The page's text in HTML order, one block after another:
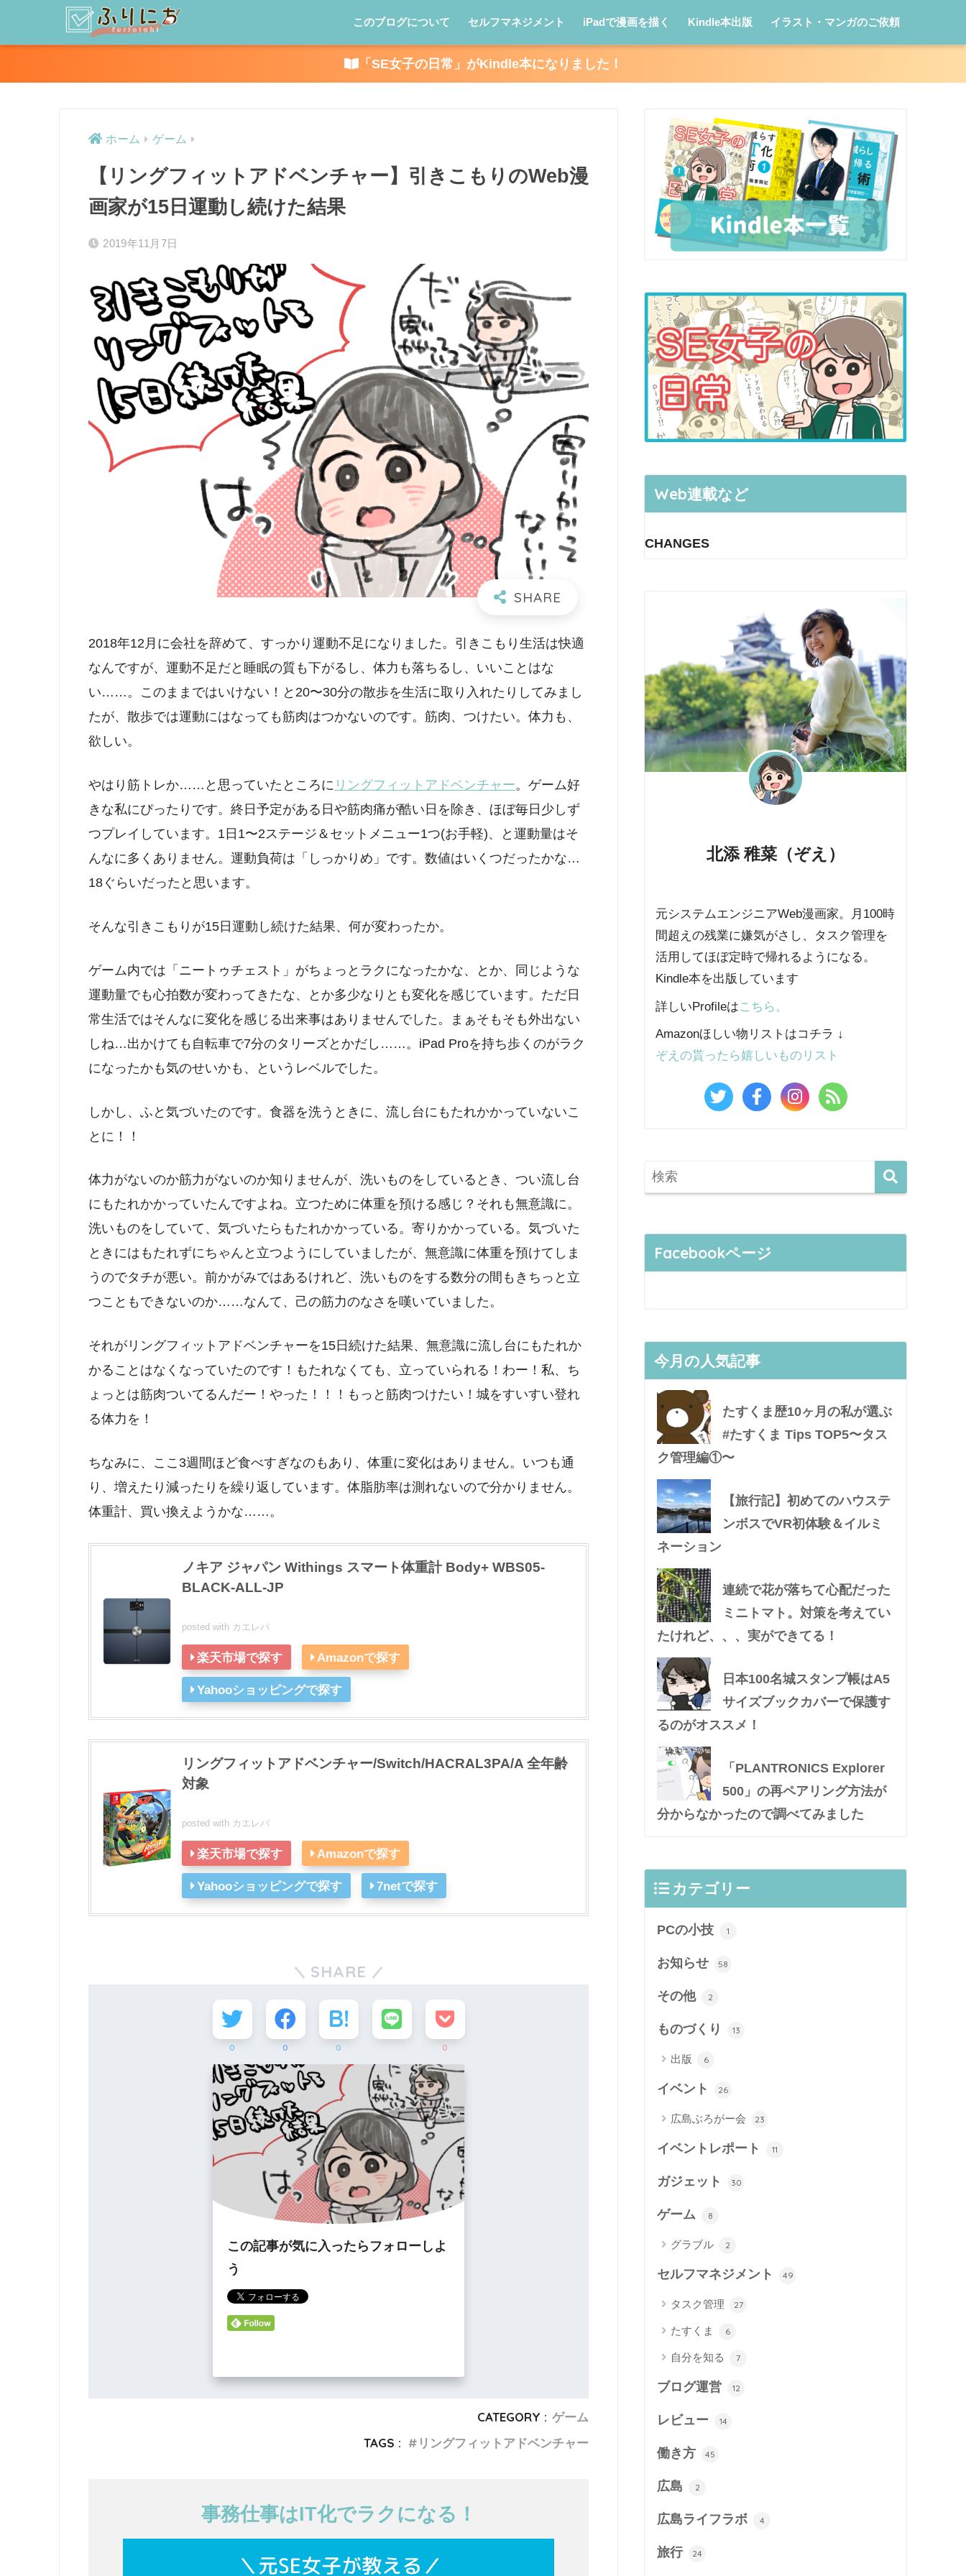
このブログについて セルフマネジメント iPadで漫画を描く Kindle本出版 イラスト・マンガのご依頼
「SE女子の日常」がKindle本になりました！
ホーム ゲーム
【リングフィットアドベンチャー】引きこもりのWeb漫
画家が15日運動し続けた結果
2019年11月7日
2018年12月に会社を辞めて、すっかり運動不足になりました。引きこもり生活は快適
なんですが、運動不足だと睡眠の質も下がるし、体力も落ちるし、いいことはな
い……。このままではいけない！と20〜30分の散歩を生活に取り入れたりしてみまし
たが、散歩では運動にはなっても筋肉はつかないのです。筋肉、つけたい。体力も、
欲しい。
やはり筋トレか……と思っていたところに リングフィットアドベンチャー。ゲーム好
きな私にぴったりです。終日予定がある日や筋肉痛が酷い日を除き、ほぼ毎日少しず
つプレイしています。1日1〜2ステージ＆セットメニュー1つ(お手軽)、と運動量はそ
んなに多くありません。運動負荷は「しっかりめ」です。数値はいくつだったかな…
18ぐらいだったと思います。
そんな引きこもりが15日運動し続けた結果、何が変わったか。
ゲーム内では「ニートゥチェスト」がちょっとラクになったかな、とか、同じような
運動量でも心拍数が変わってきたな、とか多少なりとも変化を感じています。ただ日
常生活ではそんなに変化を感じる出来事はありませんでした。まぁそもそも外出ない
しね…出かけても自転車で7分のタリーズとかだし……。iPad Proを持ち歩くのがラク
になったかも気のせいかも、というレベルでした。
しかし、ふと気づいたのです。食器を洗うときに、流し台にもたれかかっていないこ
とに！！
体力がないのか筋力がないのか知りませんが、洗いものをしているとき、つい流し台
にもたれかかっていたんですよね。立つために体重を預ける感じ？それも無意識に。
洗いものをしていて、気づいたらもたれかかっている。寄りかかっている。気づいた
ときにはもたれずにちゃんと立つようにしていましたが、無意識に体重を預けてしま
うのでタチが悪い。前かがみではあるけれど、洗いものをする数分の間もきちっと立
つこともできないのか……なんて、己の筋力のなさを嘆いていました。
それがリングフィットアドベンチャーを15日続けた結果、無意識に流し台にもたれか
かることはなくなっていたのです！もたれなくても、立っていられる！わー！私、ち
ょっとは筋肉ついてるんだー！やった！！！もっと筋肉つけたい！城をすいすい登れ
る体力を！
ちなみに、ここ3週間ほど食べすぎなのもあり、体重に変化はありません。いつも通
り、増えたり減ったりを繰り返しています。体脂肪率は測れないので分かりません。
体重計、買い換えようかな……。
ノキア ジャパン Withings スマート体重計 Body+ WBS05-
BLACK-ALL-JP
posted with カエレバ
楽天市場で探す Amazonで探す
Yahooショッピングで探す
リングフィットアドベンチャー/Switch/HACRAL3PA/A 全年齢
対象
posted with カエレバ
楽天市場で探す Amazonで探す
Yahooショッピングで探す 7netで探す
SHARE
0 0 0 0
この記事が気に入ったらフォローしよ
う
CATEGORY : ゲーム
TAGS :
リングフィットアドベンチャー
事務仕事はIT化でラクになる！
Web連載など
CHANGES
北添 稚菜（ぞえ）
元システムエンジニアWeb漫画家。月100時
間超えの残業に嫌気がさし、タスク管理を
活用してほぼ定時で帰れるようになる。
Kindle本を出版しています
詳しいProfileはこちら。
Amazonほしい物リストはコチラ ↓
ぞえの貰ったら嬉しいものリスト
Facebookページ
今月の人気記事
たすくま歴10ヶ月の私が選ぶ
#たすくま Tips TOP5〜タス
ク管理編①〜
【旅行記】初めてのハウステ
ンボスでVR初体験＆イルミ
ネーション
連続で花が落ちて心配だった
ミニトマト。対策を考えてい
たけれど、、、実ができてる！
日本100名城スタンプ帳はA5
サイズブックカバーで保護す
るのがオススメ！
「PLANTRONICS Explorer
500」の再ペアリング方法が
分からなかったので調べてみました
カテゴリー
PCの小技 1
お知らせ 58
その他 2
ものづくり 13
出版 6
イベント 26
広島ぶろがー会 23
イベントレポート 11
ガジェット 30
ゲーム 8
グラブル 2
セルフマネジメント 49
タスク管理 27
たすくま 6
自分を知る 7
ブログ運営 12
レビュー 14
働き方 45
広島 2
広島ライフラボ 4
旅行 24